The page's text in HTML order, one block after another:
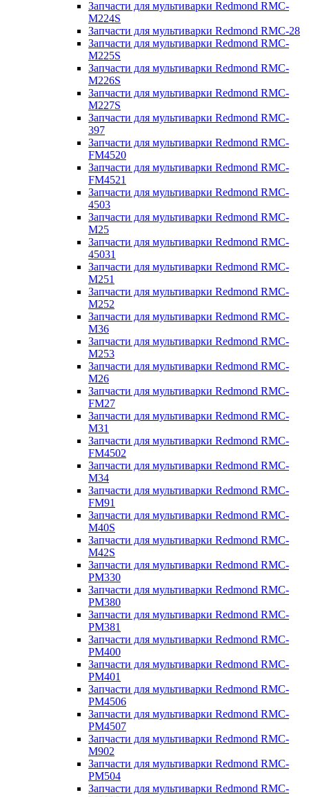
Запчасти для мультиварки Redmond RMC-
M224S
Запчасти для мультиварки Redmond RMC-28
Запчасти для мультиварки Redmond RMC-
M225S
Запчасти для мультиварки Redmond RMC-
M226S
Запчасти для мультиварки Redmond RMC-
M227S
Запчасти для мультиварки Redmond RMC-
397
Запчасти для мультиварки Redmond RMC-
FM4520
Запчасти для мультиварки Redmond RMC-
FM4521
Запчасти для мультиварки Redmond RMC-
4503
Запчасти для мультиварки Redmond RMC-
M25
Запчасти для мультиварки Redmond RMC-
45031
Запчасти для мультиварки Redmond RMC-
M251
Запчасти для мультиварки Redmond RMC-
M252
Запчасти для мультиварки Redmond RMC-
M36
Запчасти для мультиварки Redmond RMC-
M253
Запчасти для мультиварки Redmond RMC-
M26
Запчасти для мультиварки Redmond RMC-
FM27
Запчасти для мультиварки Redmond RMC-
M31
Запчасти для мультиварки Redmond RMC-
FM4502
Запчасти для мультиварки Redmond RMC-
M34
Запчасти для мультиварки Redmond RMC-
FM91
Запчасти для мультиварки Redmond RMC-
M40S
Запчасти для мультиварки Redmond RMC-
M42S
Запчасти для мультиварки Redmond RMC-
PM330
Запчасти для мультиварки Redmond RMC-
PM380
Запчасти для мультиварки Redmond RMC-
PM381
Запчасти для мультиварки Redmond RMC-
PM400
Запчасти для мультиварки Redmond RMC-
PM401
Запчасти для мультиварки Redmond RMC-
PM4506
Запчасти для мультиварки Redmond RMC-
PM4507
Запчасти для мультиварки Redmond RMC-
M902
Запчасти для мультиварки Redmond RMC-
PM504
Запчасти для мультиварки Redmond RMC-